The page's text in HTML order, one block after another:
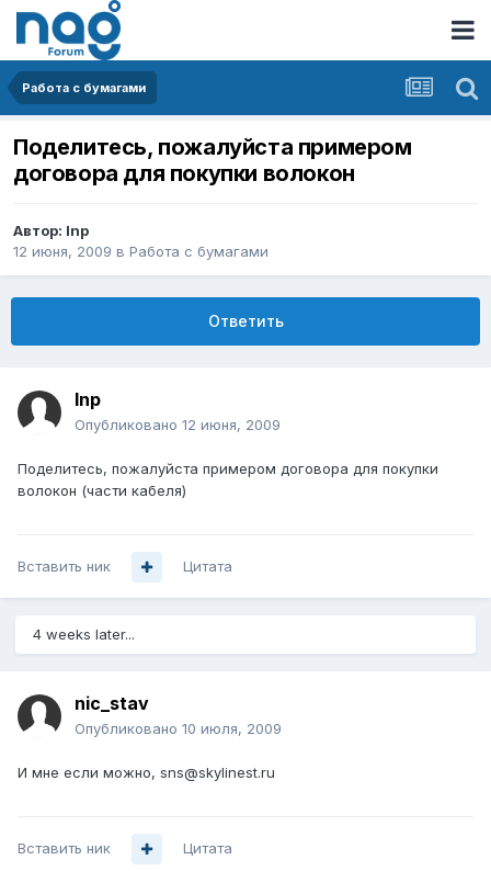
Работа с бумагами
Поделитесь, пожалуйста примером
договора для покупки волокон
Автор: Inp
12 июня, 2009 в Работа с бумагами
Ответить
Inp
Опубликовано 12 июня, 2009
Поделитесь, пожалуйста примером договора для покупки
волокон (части кабеля)
Вставить ник Цитата
4 weeks later...
nic_stav
Опубликовано 10 июля, 2009
И мне если можно, sns@skylinest.ru
Вставить ник Цитата